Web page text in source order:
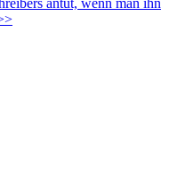
antut, wenn man ihn